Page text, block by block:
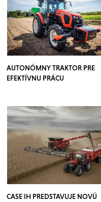
AUTONÓMNY TRAKTOR PRE
EFEKTÍVNU PRÁCU
CASE IH PREDSTAVUJE NOVÚ